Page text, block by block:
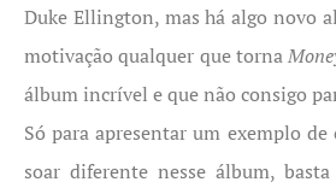
Duke Ellington, mas há algo novo
motivação qualquer que torna
álbum incrível e que não consigo
Só para apresentar um exemplo
soar diferente nesse álbum,